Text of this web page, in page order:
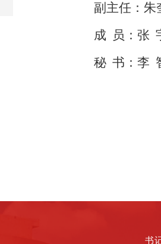
副主任：朱
成 员：张
秘 书：李
书